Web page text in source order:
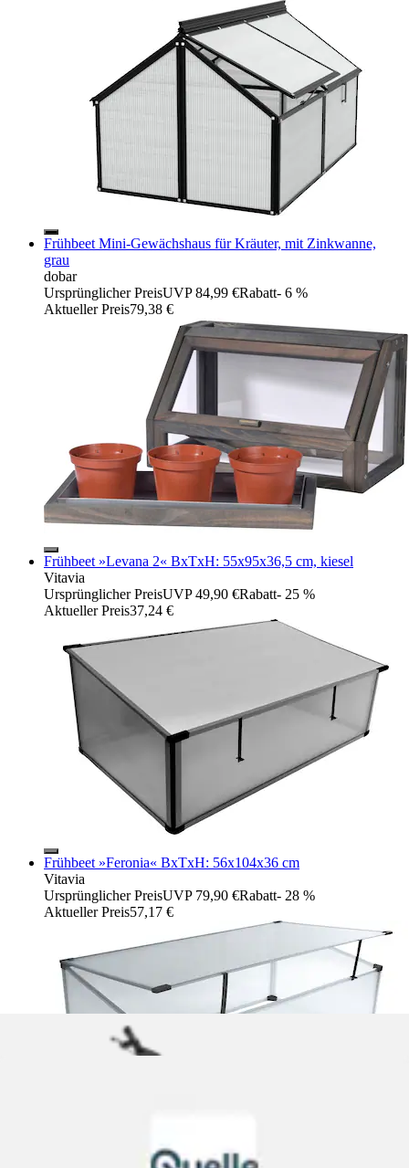
Frühbeet Mini-Gewächshaus für Kräuter, mit Zinkwanne,
grau
dobar
Ursprünglicher PreisUVP 84,99 €Rabatt- 6 %
Aktueller Preis79,38 €
Frühbeet »Levana 2« BxTxH: 55x95x36,5 cm, kiesel
Vitavia
Ursprünglicher PreisUVP 49,90 €Rabatt- 25 %
Aktueller Preis37,24 €
Frühbeet »Feronia« BxTxH: 56x104x36 cm
Vitavia
Ursprünglicher PreisUVP 79,90 €Rabatt- 28 %
Aktueller Preis57,17 €
Frühbeet »Zola« BxTxH: 89x124x71 cm, HKP 4mm,